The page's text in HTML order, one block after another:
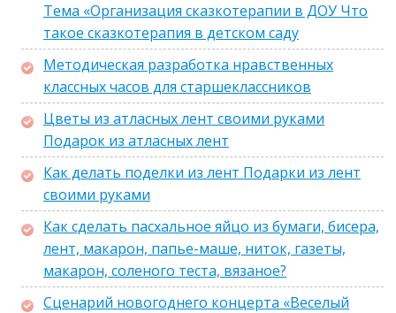
Тема «Организация сказкотерапии в ДОУ Что
такое сказкотерапия в детском саду
Методическая разработка нравственных
классных часов для старшеклассников
Цветы из атласных лент своими руками
Подарок из атласных лент
Как делать поделки из лент Подарки из лент
своими руками
Как сделать пасхальное яйцо из бумаги, бисера,
лент, макарон, папье-маше, ниток, газеты,
макарон, соленого теста, вязаное?
Сценарий новогоднего концерта «Веселый